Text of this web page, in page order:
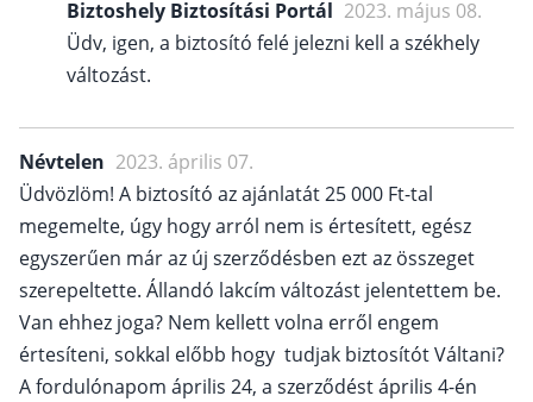
Biztoshely Biztosítási Portál 2023. május 08.
Üdv, igen, a biztosító felé jelezni kell a székhely
változást.
Névtelen 2023. április 07.
Üdvözlöm! A biztosító az ajánlatát 25 000 Ft-tal
megemelte, úgy hogy arról nem is értesített, egész
egyszerűen már az új szerződésben ezt az összeget
szerepeltette. Állandó lakcím változást jelentettem be.
Van ehhez joga? Nem kellett volna erről engem
értesíteni, sokkal előbb hogy tudjak biztosítót Váltani?
A fordulónapom április 24, a szerződést április 4-én